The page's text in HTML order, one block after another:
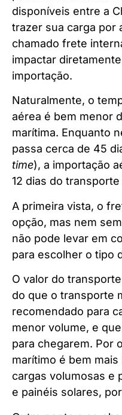
disponíveis entre a
trazer sua carga por
chamado frete
impactar
importação.
Naturalmente, o
aérea é bem menor
marítima. Enquanto
passa cerca de 45
time), a importação
12 dias do
A primeira vista, o
opção, mas nem
não pode levar em
para escolher o tipo
O valor do
do que o transporte
recomendado para
menor volume, e
para chegarem. Por
marítimo é bem
cargas volumosas e
e painéis solares,